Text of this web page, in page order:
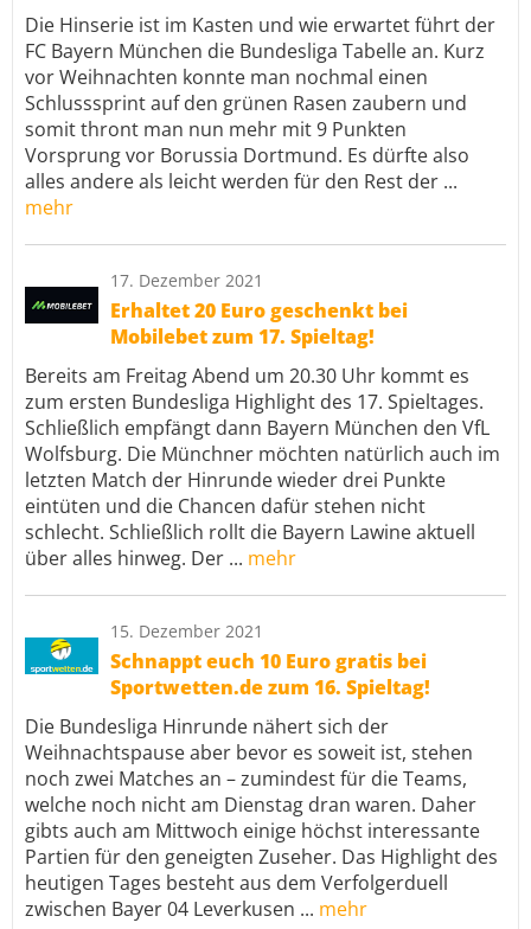
Die Hinserie ist im Kasten und wie erwartet führt der
FC Bayern München die Bundesliga Tabelle an. Kurz
vor Weihnachten konnte man nochmal einen
Schlusssprint auf den grünen Rasen zaubern und
somit thront man nun mehr mit 9 Punkten
Vorsprung vor Borussia Dortmund. Es dürfte also
alles andere als leicht werden für den Rest der ...
mehr
17. Dezember 2021
Erhaltet 20 Euro geschenkt bei
Mobilebet zum 17. Spieltag!
Bereits am Freitag Abend um 20.30 Uhr kommt es
zum ersten Bundesliga Highlight des 17. Spieltages.
Schließlich empfängt dann Bayern München den VfL
Wolfsburg. Die Münchner möchten natürlich auch im
letzten Match der Hinrunde wieder drei Punkte
eintüten und die Chancen dafür stehen nicht
schlecht. Schließlich rollt die Bayern Lawine aktuell
über alles hinweg. Der ... mehr
15. Dezember 2021
Schnappt euch 10 Euro gratis bei
Sportwetten.de zum 16. Spieltag!
Die Bundesliga Hinrunde nähert sich der
Weihnachtspause aber bevor es soweit ist, stehen
noch zwei Matches an – zumindest für die Teams,
welche noch nicht am Dienstag dran waren. Daher
gibts auch am Mittwoch einige höchst interessante
Partien für den geneigten Zuseher. Das Highlight des
heutigen Tages besteht aus dem Verfolgerduell
zwischen Bayer 04 Leverkusen ... mehr